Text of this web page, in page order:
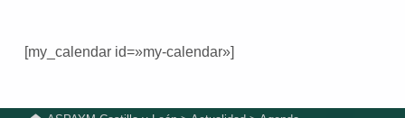
[my_calendar id=»my-calendar»]